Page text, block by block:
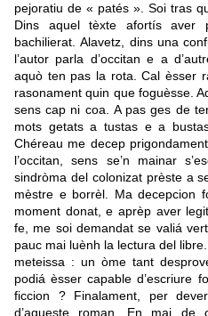
pejoratiu de « patés ». Soi tras
Dins aquel tèxte afortís aver
bachilierat.Alavetz, dins una
l’autor parla d’occitan e a
aquò ten pas la rota. Cal èsser
rasonament quin que foguèsse.
sens cap ni coa. A pas ges de
mots getats a tustas e a
Chéreau me decep
l’occitan, sens se’n mainar
sindròma del colonizat prèste a
mèstre e borrèl. Ma decepcion
moment donat, e aprèp aver
fe, me soi demandat se valiá
pauc mai luènh la lectura del
meteissa : un òme tant
podiá èsser capable d’escriure
ficcion ? Finalament, per
d’aqueste roman. En mai de